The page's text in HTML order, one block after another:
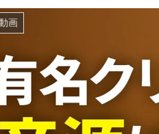
画